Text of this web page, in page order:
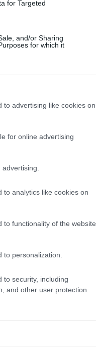
for Targeted
and/or Sharing
for which it
to advertising like cookies on
for online advertising
to analytics like cookies on
to functionality of the website
personalization.
to security, including
and other user protection.
coinvolgere
quel
autorevole,
più
anche lui
per
diventa